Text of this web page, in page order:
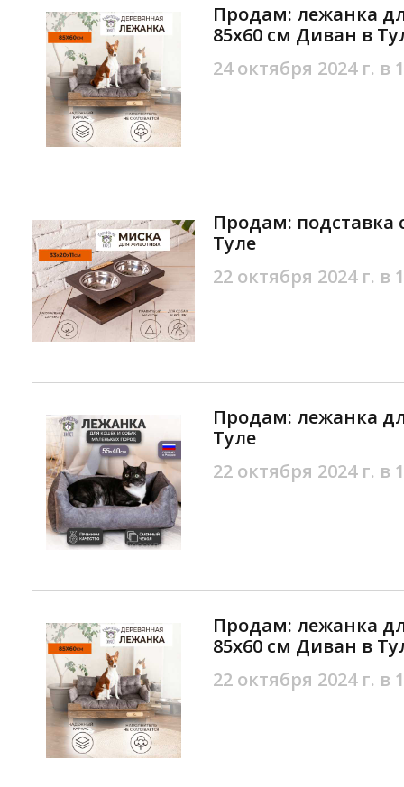
Продам: лежанка
85х60 см Диван в
24 октября 2024 г. в
Продам: подставка
Туле
22 октября 2024 г. в
Продам: лежанка
Туле
22 октября 2024 г. в
Продам: лежанка
85х60 см Диван в
22 октября 2024 г. в